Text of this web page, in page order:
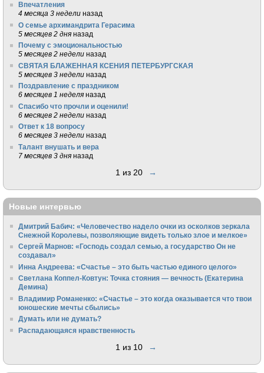
Впечатления
4 месяца 3 недели назад
О семье архимандрита Герасима
5 месяцев 2 дня назад
Почему с эмоциональностью
5 месяцев 2 недели назад
СВЯТАЯ БЛАЖЕННАЯ КСЕНИЯ ПЕТЕРБУРГСКАЯ
5 месяцев 3 недели назад
Поздравление с праздником
6 месяцев 1 неделя назад
Спасибо что прочли и оценили!
6 месяцев 2 недели назад
Ответ к 18 вопросу
6 месяцев 3 недели назад
Талант внушать и вера
7 месяцев 3 дня назад
1 из 20 →
Новые интервью
Дмитрий Бабич: «Человечество надело очки из осколков зеркала
Снежной Королевы, позволяющие видеть только злое и мелкое»
Сергей Марнов: «Господь создал семью, а государство Он не
создавал»
Инна Андреева: «Счастье – это быть частью единого целого»
Светлана Коппел-Ковтун: Точка стояния — вечность (Екатерина
Демина)
Владимир Романенко: «Счастье – это когда оказывается что твои
юношеские мечты сбылись»
Думать или не думать?
Распадающаяся нравственность
1 из 10 →